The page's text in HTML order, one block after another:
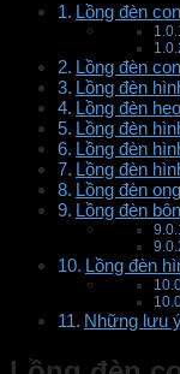
Lồng đèn
Lồng đèn
Lồng đèn
Lồng đèn
Lồng đèn
Lồng đèn
Lồng đèn
Lồng đèn
Lồng đèn
Lồng đèn
Những lưu